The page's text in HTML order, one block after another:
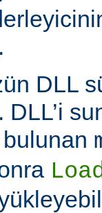
DLL
DLL’i